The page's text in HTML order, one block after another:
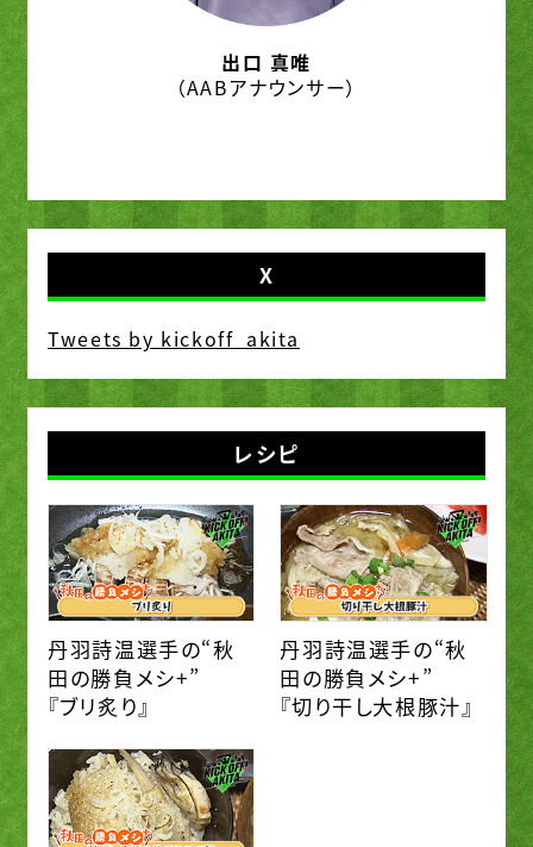
出口 真唯
（AABアナウンサー）
X
Tweets by kickoff_akita
レシピ
丹羽詩温選手の“秋
田の勝負メシ+”
『ブリ炙り』
丹羽詩温選手の“秋
田の勝負メシ+”
『切り干し大根豚汁』